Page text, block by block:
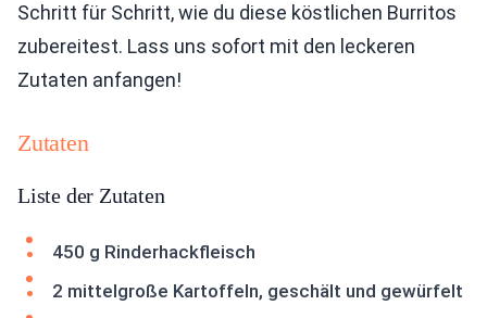
Schritt für Schritt, wie du diese köstlichen Burritos
zubereitest. Lass uns sofort mit den leckeren
Zutaten anfangen!
Zutaten
Liste der Zutaten
450 g Rinderhackfleisch
2 mittelgroße Kartoffeln, geschält und gewürfelt